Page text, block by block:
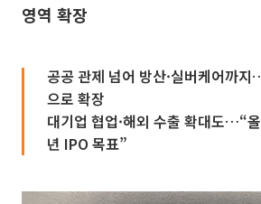
영역 확장
공공 관제 넘어 방산·실버케어까
으로 확장
대기업 협업·해외 수출 확대도…“
년 IPO 목표”